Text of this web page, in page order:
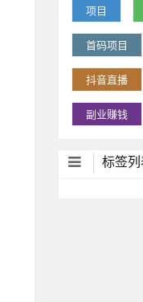
项目
首码项目
抖音直播
副业赚钱
标签列